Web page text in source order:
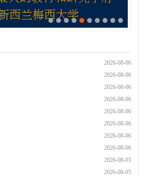
2026-08-06
2026-08-06
2026-08-06
2026-08-06
2026-08-06
2026-08-06
2026-08-06
2026-08-06
2026-08-05
2026-08-05